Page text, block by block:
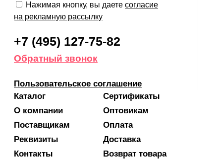
Каталог
О компании
Поставщикам
Реквизиты
Контакты
Сертификаты
Оптовикам
Оплата
Доставка
Возврат товара
Нажимая кнопку, вы даете согласие
на рекламную рассылку
+7 (495) 127-75-82
Обратный звонок
Пользовательское соглашение